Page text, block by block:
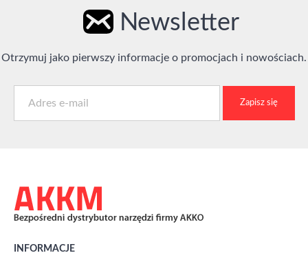
Newsletter
Otrzymuj jako pierwszy informacje o promocjach i nowościach.
Zapisz się
INFORMACJE